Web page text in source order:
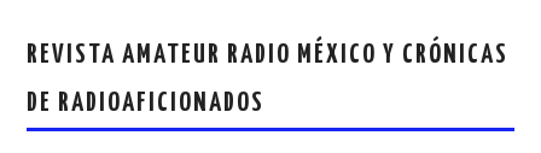
REVISTA AMATEUR RADIO MÉXICO Y CRÓNICAS
DE RADIOAFICIONADOS